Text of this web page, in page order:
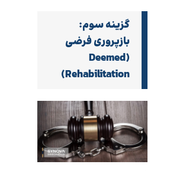
گزینه سوم:
بازپروری فرضی
(Deemed
Rehabilitation)